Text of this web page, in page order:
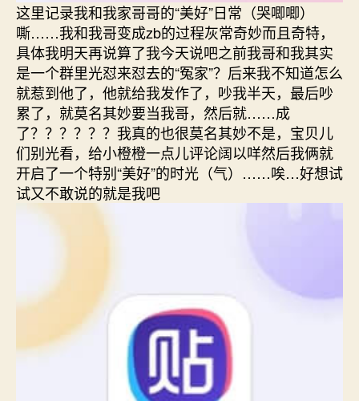
这里记录我和我家哥哥的“美好”日常（哭唧唧）
嘶……我和我哥变成zb的过程灰常奇妙而且奇特，
具体我明天再说算了我今天说吧之前我哥和我其实
是一个群里光怼来怼去的“冤家”？后来我不知道怎么
就惹到他了，他就给我发作了，吵我半天，最后吵
累了，就莫名其妙要当我哥，然后就……成
了？？？？？？我真的也很莫名其妙不是，宝贝儿
们别光看，给小橙橙一点儿评论阔以咩然后我俩就
开启了一个特别“美好”的时光（气）……唉…好想试
试又不敢说的就是我吧